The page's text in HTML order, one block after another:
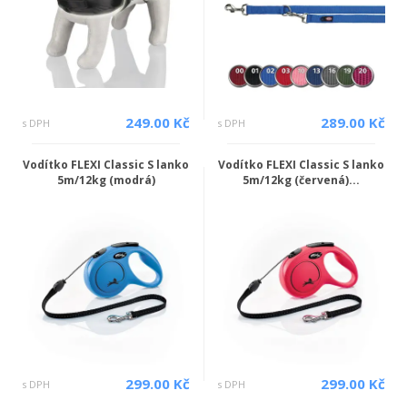
s DPH 249.00 Kč s DPH 289.00 Kč
Vodítko FLEXI Classic S lanko
5m/12kg (modrá)
s DPH 299.00 Kč
Vodítko FLEXI Classic S lanko
5m/12kg (červená)...
s DPH 299.00 Kč